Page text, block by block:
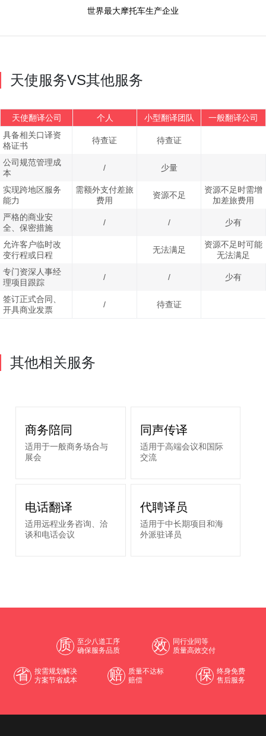
世界最大摩托车生产企业
天使服务VS其他服务
天使翻译公司 个人 小型翻译团队
一般翻译公司
具备相关口译资
格证书
待查证 待查证
公司规范管理成
本
/ 少量
实现跨地区服务
能力
需额外支付差旅
费用
资源不足
资源不足时需增
加差旅费用
严格的商业安
全、保密措施
/ / 少有
允许客户临时改
变行程或日程
无法满足
资源不足时可能
无法满足
专门资深人事经
理项目跟踪
/ / 少有
签订正式合同、
开具商业发票
/ 待查证
其他相关服务
商务陪同
适用于一般商务场合与
展会
同声传译
适用于高端会议和国际
交流
电话翻译
适用远程业务咨询、洽
谈和电话会议
代聘译员
适用于中长期项目和海
外派驻译员
质
至少八道工序
确保服务品质
效
同行业同等
质量高效交付
省
按需规划解决
方案节省成本
赔
质量不达标
赔偿
保
终身免费
售后服务